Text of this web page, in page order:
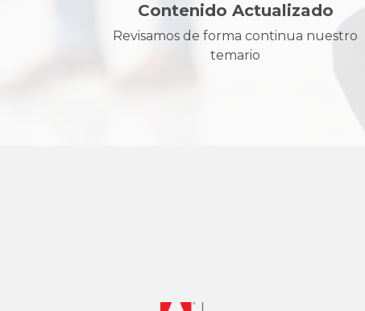
Contenido Actualizado
Revisamos de forma continua nuestro
temario